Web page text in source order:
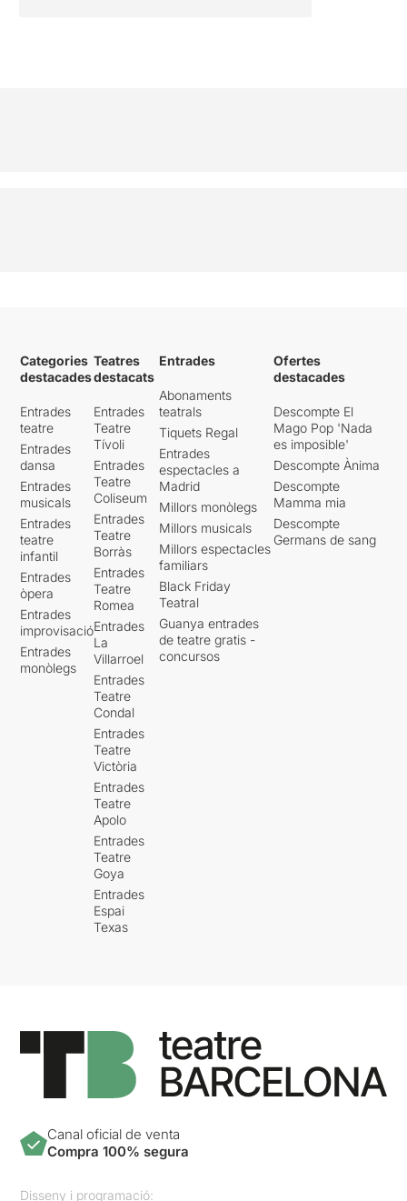
Categories
destacades
Entrades
teatre
Entrades
dansa
Entrades
musicals
Entrades
teatre
infantil
Entrades
òpera
Entrades
improvisació
Entrades
monòlegs
Teatres
destacats
Entrades
Teatre
Tívoli
Entrades
Teatre
Coliseum
Entrades
Teatre
Borràs
Entrades
Teatre
Romea
Entrades
La
Villarroel
Entrades
Teatre
Condal
Entrades
Teatre
Victòria
Entrades
Teatre
Apolo
Entrades
Teatre
Goya
Entrades
Espai
Texas
Entrades
Abonaments
teatrals
Tiquets Regal
Entrades
espectacles a
Madrid
Millors monòlegs
Millors musicals
Millors espectacles
familiars
Black Friday
Teatral
Guanya entrades
de teatre gratis -
concursos
Ofertes
destacades
Descompte El
Mago Pop 'Nada
es imposible'
Descompte Ànima
Descompte
Mamma mia
Descompte
Germans de sang
Canal oficial de venta
Compra 100% segura
Disseny i programació: